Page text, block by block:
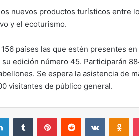
nuevos productos turísticos entre
y el ecoturismo.
países las que estén presentes
su edición número 45. Participarán
Se espera la asistencia de
visitantes de público general.
LinkedInTumblr PinterestReddit VKontakte